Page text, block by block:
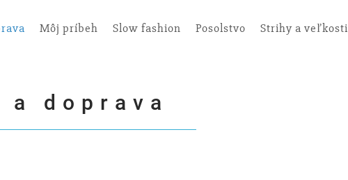
Môj príbeh Slow fashion Posolstvo Strihy a veľkosti
a doprava